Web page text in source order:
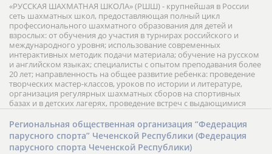
«РУССКАЯ ШАХМАТНАЯ ШКОЛА» (РШШ) - крупнейшая в России
сеть шахматных школ, предоставляющая полный цикл
профессионального шахматного образования для детей и
взрослых: от обучения до участия в турнирах российского и
международного уровня; использование современных
интерактивных методик подачи материала; обучение на русском
и английском языках; специалисты с опытом преподавания более
20 лет; направленность на общее развитие ребенка: проведение
творческих мастер-классов, уроков по истории и литературе,
организация регулярных шахматных сборов на спортивных
базах и в детских лагерях, проведение встреч с выдающимися
шахматистами; корпоративное обучение; онлайн обучение в
форме вебинаров и индивидуальных занятий, круглые столы
российских и международных тренеров, организация фестивалей;
онлайн трансляция мероприятий и турниров.
Региональная общественная организация “Федерация
парусного спорта” Чеченской Республики (Федерация
парусного спорта Чеченской Республики)